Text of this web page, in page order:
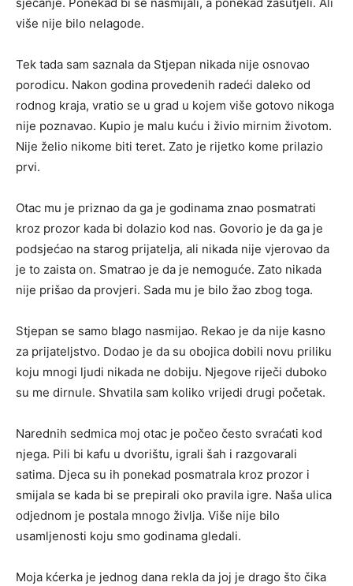
sjećanje. Ponekad bi se nasmijali, a ponekad zašutjeli. Ali
više nije bilo nelagode.
Tek tada sam saznala da Stjepan nikada nije osnovao
porodicu. Nakon godina provedenih radeći daleko od
rodnog kraja, vratio se u grad u kojem više gotovo nikoga
nije poznavao. Kupio je malu kuću i živio mirnim životom.
Nije želio nikome biti teret. Zato je rijetko kome prilazio
prvi.
Otac mu je priznao da ga je godinama znao posmatrati
kroz prozor kada bi dolazio kod nas. Govorio je da ga je
podsjećao na starog prijatelja, ali nikada nije vjerovao da
je to zaista on. Smatrao je da je nemoguće. Zato nikada
nije prišao da provjeri. Sada mu je bilo žao zbog toga.
Stjepan se samo blago nasmijao. Rekao je da nije kasno
za prijateljstvo. Dodao je da su obojica dobili novu priliku
koju mnogi ljudi nikada ne dobiju. Njegove riječi duboko
su me dirnule. Shvatila sam koliko vrijedi drugi početak.
Narednih sedmica moj otac je počeo često svraćati kod
njega. Pili bi kafu u dvorištu, igrali šah i razgovarali
satima. Djeca su ih ponekad posmatrala kroz prozor i
smijala se kada bi se prepirali oko pravila igre. Naša ulica
odjednom je postala mnogo življa. Više nije bilo
usamljenosti koju smo godinama gledali.
Moja kćerka je jednog dana rekla da joj je drago što čika